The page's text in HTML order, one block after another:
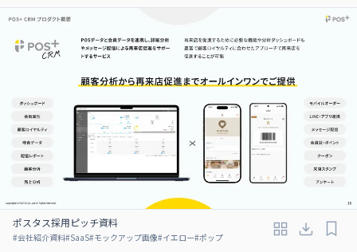
ポスタス採用ピッチ資料
#会社紹介資料#SaaS#モックアップ画像#イエロー#ポップ